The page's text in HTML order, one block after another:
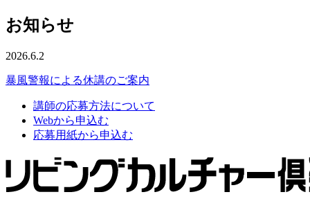
お知らせ
2026.6.2
暴風警報による休講のご案内
講師の応募方法について
Webから申込む
応募用紙から申込む